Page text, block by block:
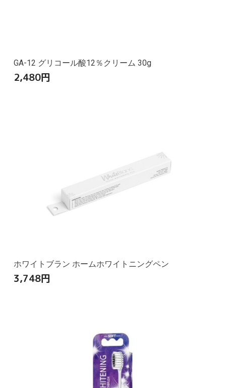
GA-12 グリコール酸12％クリーム 30g
2,480円
ホワイトブラン ホームホワイトニングペン
3,748円